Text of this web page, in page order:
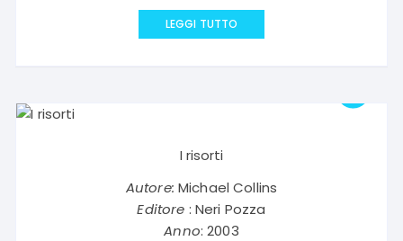
LEGGI TUTTO
I risorti
Autore: Michael Collins
Editore : Neri Pozza
Anno: 2003